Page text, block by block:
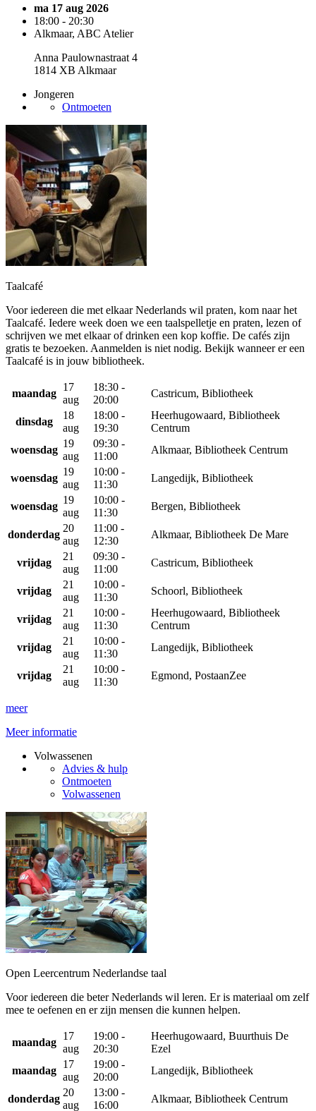
ma 17 aug 2026
18:00 - 20:30
Alkmaar, ABC Atelier
Anna Paulownastraat 4
1814 XB Alkmaar
Jongeren
Ontmoeten
Taalcafé
Voor iedereen die met elkaar Nederlands wil praten, kom naar het
Taalcafé. Iedere week doen we een taalspelletje en praten, lezen of
schrijven we met elkaar of drinken een kop koffie. De cafés zijn
gratis te bezoeken. Aanmelden is niet nodig. Bekijk wanneer er een
Taalcafé is in jouw bibliotheek.
maandag
17
aug
18:30 -
20:00
Castricum, Bibliotheek
dinsdag
18
aug
18:00 -
19:30
Heerhugowaard, Bibliotheek
Centrum
woensdag
19
aug
09:30 -
11:00
Alkmaar, Bibliotheek Centrum
woensdag
19
aug
10:00 -
11:30
Langedijk, Bibliotheek
woensdag
19
aug
10:00 -
11:30
Bergen, Bibliotheek
donderdag
20
aug
11:00 -
12:30
Alkmaar, Bibliotheek De Mare
vrijdag
21
aug
09:30 -
11:00
Castricum, Bibliotheek
vrijdag
21
aug
10:00 -
11:30
Schoorl, Bibliotheek
vrijdag
21
aug
10:00 -
11:30
Heerhugowaard, Bibliotheek
Centrum
vrijdag
21
aug
10:00 -
11:30
Langedijk, Bibliotheek
vrijdag
21
aug
10:00 -
11:30
Egmond, PostaanZee
meer
Meer informatie
Volwassenen
Advies & hulp
Ontmoeten
Volwassenen
Open Leercentrum Nederlandse taal
Voor iedereen die beter Nederlands wil leren. Er is materiaal om zelf
mee te oefenen en er zijn mensen die kunnen helpen.
maandag
17
aug
19:00 -
20:30
Heerhugowaard, Buurthuis De
Ezel
maandag
17
aug
19:00 -
20:00
Langedijk, Bibliotheek
donderdag
20
aug
13:00 -
16:00
Alkmaar, Bibliotheek Centrum